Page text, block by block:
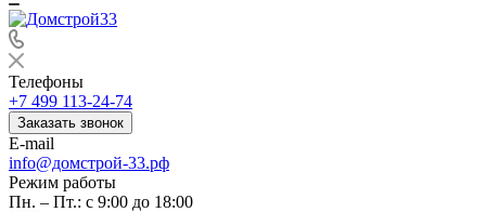
Телефоны
+7 499 113-24-74
Заказать звонок
E-mail
info@домстрой-33.рф
Режим работы
Пн. – Пт.: с 9:00 до 18:00